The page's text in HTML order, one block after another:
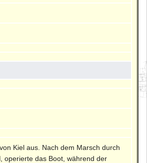
Kiel aus. Nach dem Marsch durch
operierte das Boot, während der